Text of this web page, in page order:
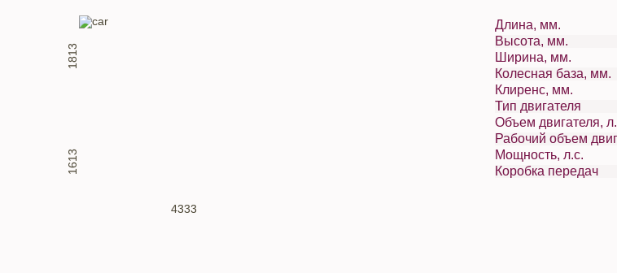
4333
1613
1813
Длина, мм.
Высота, мм.
Ширина, мм.
Колесная база, мм.
Клиренс, мм.
Тип двигателя
Объем двигателя, л.
Мощность, л.с.
Коробка передач